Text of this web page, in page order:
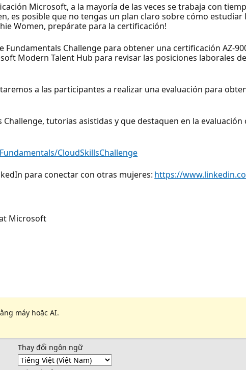
Microsoft, a la mayoría de las veces se trabaja con
es posible que no tengas un plan claro sobre cómo
Women, prepárate para la certificación!
Fundamentals Challenge para obtener una certificación AZ-
Modern Talent Hub para revisar las posiciones laborales
a las participantes a realizar una evaluación para
Challenge, tutorias asistidas y que destaquen en la
CloudSkillsChallenge
para conectar con otras mujeres: https://
Microsoft
máy hoặc AI.
Thay đổi ngôn ngữ